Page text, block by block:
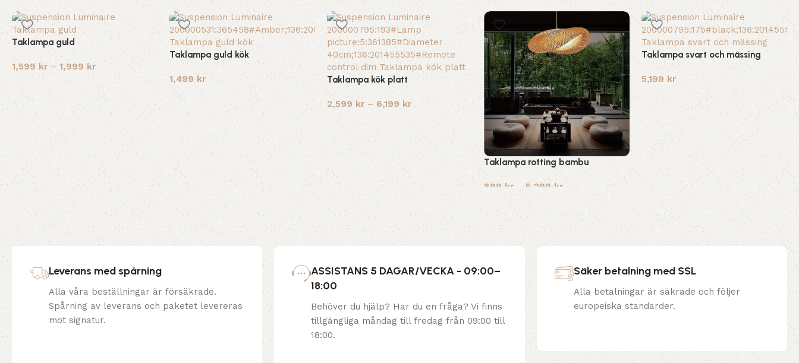
Taklampa guld
1,599kr – 1,999 kr
Taklampa guld kök
1,499 kr Taklampa kök platt
2,599 kr – 6,199 kr
Taklampa rotting bambu
899 kr 5,299 kr
Taklampa svart och mässing
5,199 kr
Leverans med spårning
Alla våra beställningar är försäkrade.
Spårning av leverans och paketet levereras
mot signatur.
ASSISTANS 5 DAGAR/VECKA - 09:00–
18:00
Behöver du hjälp? Har du en fråga? Vi finns
tillgängliga måndag till fredag från 09:00 till
18:00.
Säker betalning med SSL
Alla betalningar är säkrade och följer
europeiska standarder.